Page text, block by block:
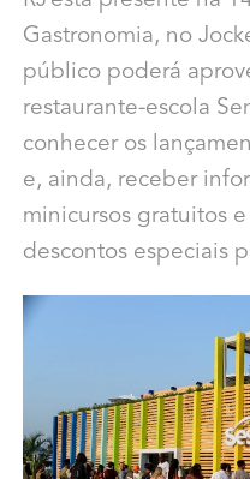
Gastronomia, no
público poderá
restaurante-escola
conhecer os
e, ainda, receber
minicursos gratuitos
descontos especiais